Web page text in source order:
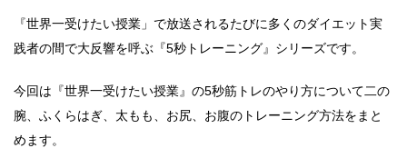
『世界一受けたい授業」で放送されるたびに多くのダイエット実
践者の間で大反響を呼ぶ『5秒トレーニング』シリーズです。
今回は『世界一受けたい授業』の5秒筋トレのやり方について二の
腕、ふくらはぎ、太もも、お尻、お腹のトレーニング方法をまと
めます。